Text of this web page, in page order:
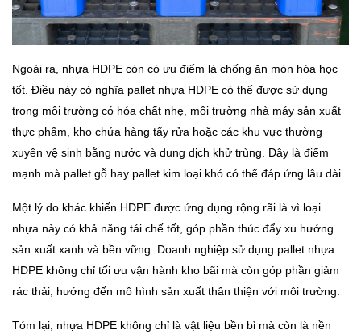
Ngoài ra, nhựa HDPE còn có ưu điểm là chống ăn mòn hóa học
tốt. Điều này có nghĩa pallet nhựa HDPE có thể được sử dụng
trong môi trường có hóa chất nhẹ, môi trường nhà máy sản xuất
thực phẩm, kho chứa hàng tẩy rửa hoặc các khu vực thường
xuyên vệ sinh bằng nước và dung dịch khử trùng. Đây là điểm
mạnh mà pallet gỗ hay pallet kim loại khó có thể đáp ứng lâu dài.
Một lý do khác khiến HDPE được ứng dụng rộng rãi là vì loại
nhựa này có khả năng tái chế tốt, góp phần thúc đẩy xu hướng
sản xuất xanh và bền vững. Doanh nghiệp sử dụng pallet nhựa
HDPE không chỉ tối ưu vận hành kho bãi mà còn góp phần giảm
rác thải, hướng đến mô hình sản xuất thân thiện với môi trường.
Tóm lại, nhựa HDPE không chỉ là vật liệu bền bỉ mà còn là nền